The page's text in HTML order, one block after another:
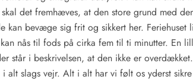
det fremhæves, at den store grund med
kan bevæge sig frit og sikkert her.
nås til fods på cirka fem til ti minutter. En
står i beskrivelsen, at den ikke er
alt slags vejr. Alt i alt har vi følt os yderst